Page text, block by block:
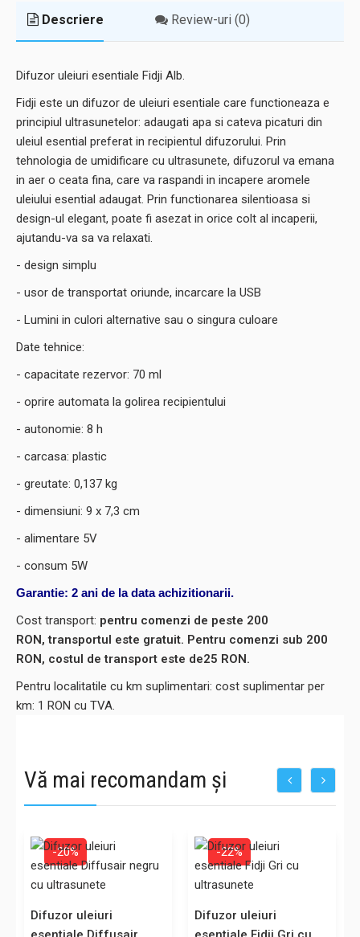
Descriere Review-uri (0)
Difuzor uleiuri esentiale Fidji Alb.
Fidji este un difuzor de uleiuri esentiale care functioneaza e
principiul ultrasunetelor: adaugati apa si cateva picaturi din
uleiul esential preferat in recipientul difuzorului. Prin
tehnologia de umidificare cu ultrasunete, difuzorul va emana
in aer o ceata fina, care va raspandi in incapere aromele
uleiului esential adaugat. Prin functionarea silentioasa si
design-ul elegant, poate fi asezat in orice colt al incaperii,
ajutandu-va sa va relaxati.
- design simplu
- usor de transportat oriunde, incarcare la USB
- Lumini in culori alternative sau o singura culoare
Date tehnice:
- capacitate rezervor: 70 ml
- oprire automata la golirea recipientului
- autonomie: 8 h
- carcasa: plastic
- greutate: 0,137 kg
- dimensiuni: 9 x 7,3 cm
- alimentare 5V
- consum 5W
Garantie: 2 ani de la data achizitionarii.
Cost transport: pentru comenzi de peste 200
RON, transportul este gratuit. Pentru comenzi sub 200
RON, costul de transport este de25 RON.
Pentru localitatile cu km suplimentari: cost suplimentar per
km: 1 RON cu TVA.
Vă mai recomandam și
-20%
Difuzor uleiuri
-22%
Difuzor uleiuri